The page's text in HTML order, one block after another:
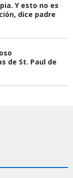
Y esto no es
dice padre
de St. Paul de